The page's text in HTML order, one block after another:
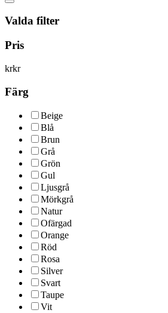
Valda filter
Pris
krkr
Färg
Beige
Blå
Brun
Grå
Grön
Gul
Ljusgrå
Mörkgrå
Natur
Ofärgad
Orange
Röd
Rosa
Silver
Svart
Taupe
Vit